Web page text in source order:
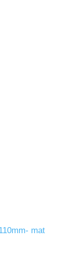
mat